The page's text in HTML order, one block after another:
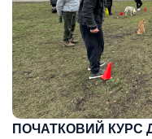
ПОЧАТКОВИЙ КУРС